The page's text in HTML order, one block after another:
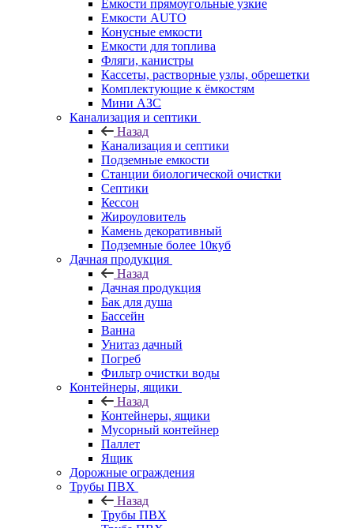
Емкости прямоугольные узкие
Емкости АUТО
Конусные емкости
Емкости для топлива
Фляги, канистры
Кассеты, растворные узлы, обрешетки
Комплектующие к ёмкостям
Мини АЗС
Канализация и септики
Назад
Канализация и септики
Подземные емкости
Станции биологической очистки
Септики
Кессон
Жироуловитель
Камень декоративный
Подземные более 10куб
Дачная продукция
Назад
Дачная продукция
Бак для душа
Бассейн
Ванна
Унитаз дачный
Погреб
Фильтр очистки воды
Контейнеры, ящики
Назад
Контейнеры, ящики
Мусорный контейнер
Паллет
Ящик
Дорожные ограждения
Трубы ПВХ
Назад
Трубы ПВХ